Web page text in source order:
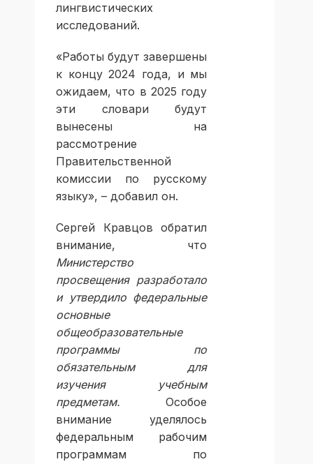
лингвистических
исследований.
«Работы будут завершены
к концу 2024 года, и мы
ожидаем, что в 2025 году
эти словари будут
вынесены на
рассмотрение
Правительственной
комиссии по русскому
языку», – добавил он.
Сергей Кравцов обратил
внимание, что
Министерство
просвещения разработало
и утвердило федеральные
основные
общеобразовательные
программы по
обязательным для
изучения учебным
предметам.Особое
внимание уделялось
федеральным рабочим
программам по